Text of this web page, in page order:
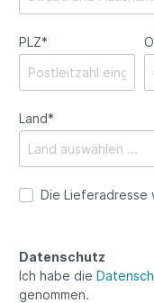
PLZ*
Land*
Die Lieferadresse
Datenschutz
Ich habe die
genommen.